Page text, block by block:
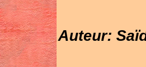
Auteur: